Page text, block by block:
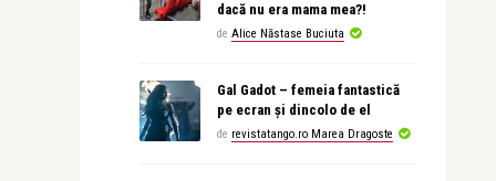
dacă nu era mama mea?!
de Alice Năstase Buciuta
Gal Gadot – femeia fantastică
pe ecran și dincolo de el
de revistatango.ro Marea Dragoste